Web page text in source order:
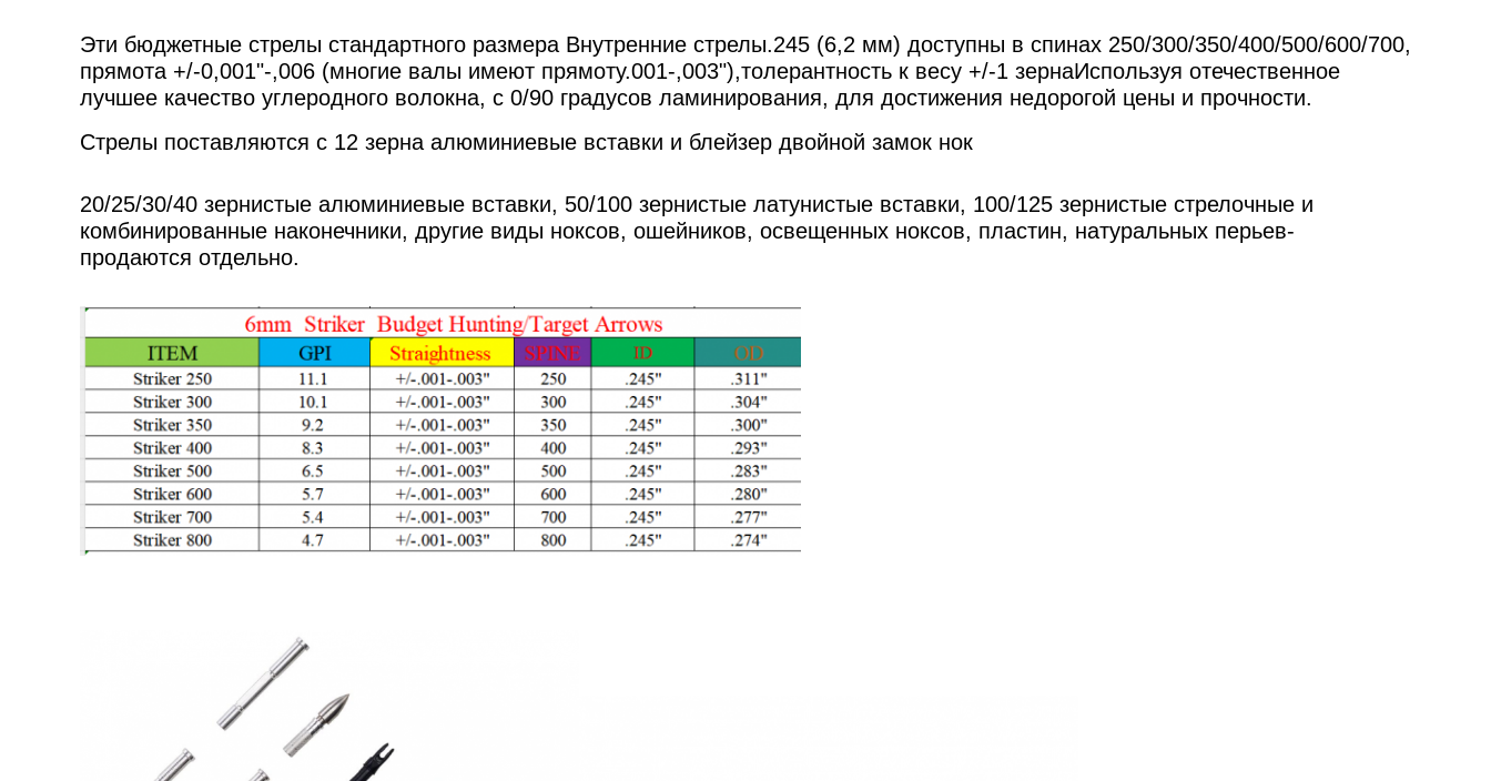
Эти бюджетные стрелы стандартного размера Внутренние стрелы.245 (6,2 мм) доступны в спинах 250/300/350/400/500/600/700,
прямота +/-0,001"-,006 (многие валы имеют прямоту.001-,003"),толерантность к весу +/-1 зернаИспользуя отечественное
лучшее качество углеродного волокна, с 0/90 градусов ламинирования, для достижения недорогой цены и прочности.
Стрелы поставляются с 12 зерна алюминиевые вставки и блейзер двойной замок нок
20/25/30/40 зернистые алюминиевые вставки, 50/100 зернистые латунистые вставки, 100/125 зернистые стрелочные и
комбинированные наконечники, другие виды ноксов, ошейников, освещенных ноксов, пластин, натуральных перьев-
продаются отдельно.